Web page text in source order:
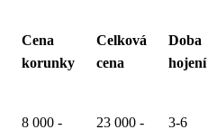
Cena
korunky
Celková
cena
Doba
hojení
8 000 -
23 000 -
3-6